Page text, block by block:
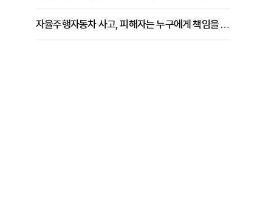
자율주행자동차 사고, 피해자는 누구에게 책임을 물을 수 있을까